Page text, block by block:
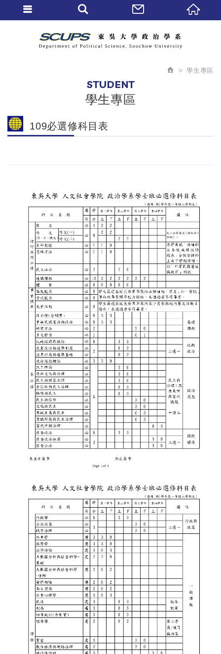
學生專區
STUDENT
學生專區
109必選修科目表